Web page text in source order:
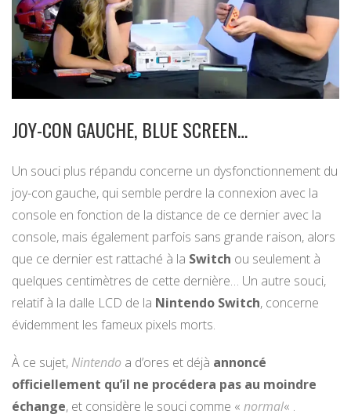
JOY-CON GAUCHE, BLUE SCREEN…
Un souci plus répandu concerne un dysfonctionnement du
joy-con gauche, qui semble perdre la connexion avec la
console en fonction de la distance de ce dernier avec la
console, mais également parfois sans grande raison, alors
que ce dernier est rattaché à la Switch ou seulement à
quelques centimètres de cette dernière… Un autre souci,
relatif à la dalle LCD de la Nintendo Switch, concerne
évidemment les fameux pixels morts.
À ce sujet, Nintendo a d’ores et déjà annoncé
officiellement qu’il ne procédera pas au moindre
échange, et considère le souci comme « normal« .